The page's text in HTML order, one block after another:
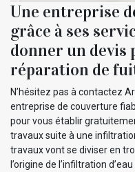
Une entreprise
grâce à ses
donner un devis
réparation de
N’hésitez pas à contactez
entreprise de couverture
pour vous établir
travaux suite à une
travaux vont se diviser en
l’origine de l’infiltration